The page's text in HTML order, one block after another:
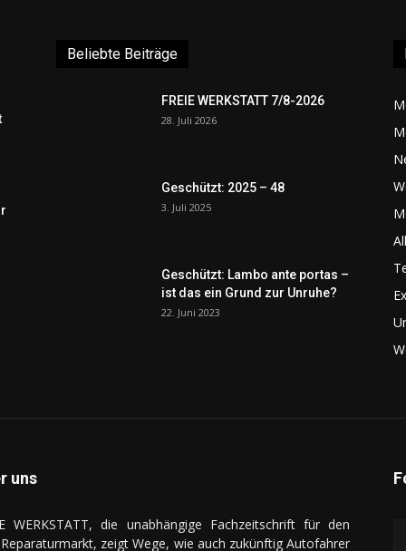
Beliebte Beiträge
FREIE WERKSTATT 7/8-2026
28. Juli 2026
Geschützt: 2025 – 48
3. Juli 2025
Geschützt: Lambo ante portas –
ist das ein Grund zur Unruhe?
22. Juni 2023
uns
WERKSTATT, die unabhängige Fachzeitschrift für den
zeigt Wege, wie auch zukünftig Autofahrer